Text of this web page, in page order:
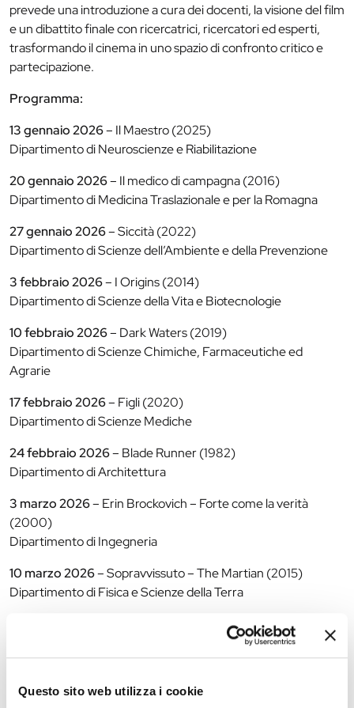
Questo sito web utilizza i cookie
prevede una introduzione a cura dei docenti, la visione del film
e un dibattito finale con ricercatrici, ricercatori ed esperti,
trasformando il cinema in uno spazio di confronto critico e
partecipazione.
Programma:
13 gennaio 2026– Il Maestro (2025)
Dipartimento di Neuroscienze e Riabilitazione
20 gennaio 2026– Il medico di campagna (2016)
Dipartimento di Medicina Traslazionale e per la Romagna
27 gennaio 2026– Siccità (2022)
Dipartimento di Scienze dell’Ambiente e della Prevenzione
3 febbraio 2026– I Origins (2014)
Dipartimento di Scienze della Vita e Biotecnologie
10 febbraio 2026– Dark Waters (2019)
Dipartimento di Scienze Chimiche, Farmaceutiche ed
Agrarie
17 febbraio 2026– Figli (2020)
Dipartimento di Scienze Mediche
24 febbraio 2026– Blade Runner (1982)
Dipartimento di Architettura
3 marzo 2026– Erin Brockovich – Forte come la verità
(2000)
Dipartimento di Ingegneria
10 marzo 2026– Sopravvissuto – The Martian (2015)
Dipartimento di Fisica e Scienze della Terra
– L’uomo che vide l’infinito (2015)
Dipartimento di Matematica e Informatica
Dipartimento di Studi Umanistici